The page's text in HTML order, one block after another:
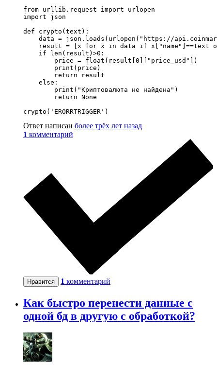
from urllib.request import urlopen
import json
def crypto(text):
data = json.loads(urlopen("https://
result = [x for x in data if x["name"]==text
    if len(result)>0:
        price = float(result[0]["price_usd"])
        print(price)
        return result
    else:
        print("Криптовалюта не найдена")
        return None
crypto('ERORRTRIGGER')
Ответ написан более трёх лет назад
1 комментарий
Нравится 1 комментарий
Как быстро перенести данные с
одной бд в другую с обработкой?